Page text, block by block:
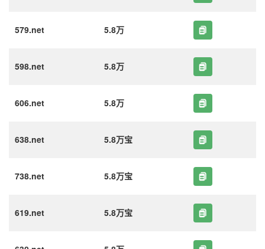
579.net 5.8万
598.net 5.8万
606.net 5.8万
638.net 5.8万宝
738.net 5.8万宝
619.net 5.8万宝